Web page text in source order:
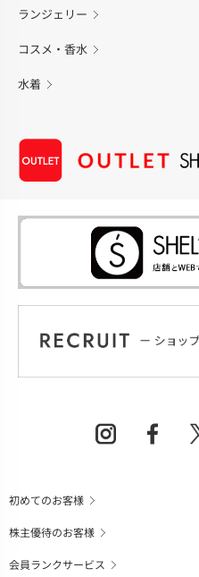
ランジェリー
コスメ・香水
水着
初めてのお客様
株主優待のお客様
会員ランクサービス